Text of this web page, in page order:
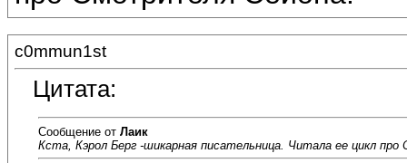
c0mmun1st
Цитата:
Сообщение от Лаик
Кста, Кэрол Берг -шикарная писательница. Читала ее цикл